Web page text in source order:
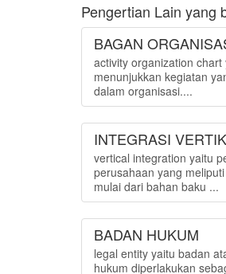
Pengertian Lain yang
BAGAN
activity organization
menunjukkan kegiatan
dalam organisasi....
INTEGRASI
vertical integration yaitu
perusahaan yang
mulai dari bahan baku ...
BADAN HUKUM
legal entity yaitu badan
hukum diperlakukan